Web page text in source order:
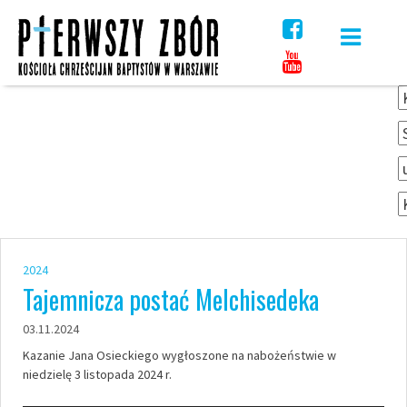
content
2024
Tajemnicza postać Melchisedeka
03.11.2024
Kazanie Jana Osieckiego wygłoszone na nabożeństwie w
niedzielę 3 listopada 2024 r.